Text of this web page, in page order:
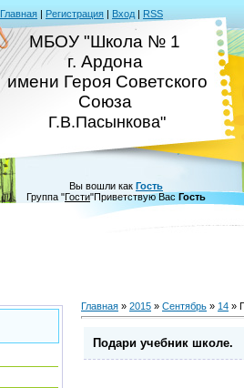
Главная | Регистрация | Вход | RSS
МБОУ "Школа № 1
г. Ардона
имени Героя Советского
Союза
Г.В.Пасынкова"
Вы вошли как Гость
Группа "Гости"Приветствую Вас Гость
Главная » 2015 » Сентябрь » 14 »
Подари учебник школе.